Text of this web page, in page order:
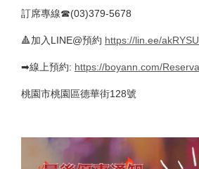
訂席專線☎(03)379-5678
🔺加入LINE@預約 https://lin.ee/
➡線上預約: https://boyann.com/
桃園市桃園區德華街128號